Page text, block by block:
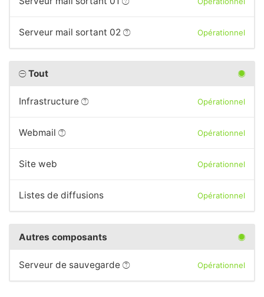
Serveur mail sortant 02 Opérationnel
Tout
Infrastructure Opérationnel
Webmail Opérationnel
Site web Opérationnel
Listes de diffusions Opérationnel
Autres composants
Serveur de sauvegarde Opérationnel